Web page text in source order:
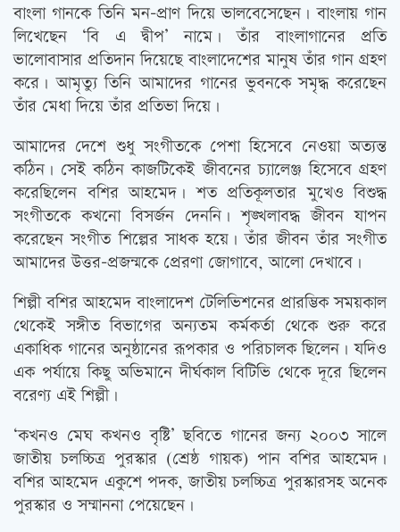
বাংলা গানকে তিনি মন-প্রাণ দিয়ে ভালবেসেছেন। বাংলায় গান
লিখেছেন ‘বি এ দ্বীপ’ নামে। তাঁর বাংলাগানের প্রতি
ভালোবাসার প্রতিদান দিয়েছে বাংলাদেশের মানুষ তাঁর গান গ্রহণ
করে। আমৃত্যু তিনি আমাদের গানের ভুবনকে সমৃদ্ধ করেছেন
তাঁর মেধা দিয়ে তাঁর প্রতিভা দিয়ে।
আমাদের দেশে শুধু সংগীতকে পেশা হিসেবে নেওয়া অত্যন্ত
কঠিন। সেই কঠিন কাজটিকেই জীবনের চ্যালেঞ্জ হিসেবে গ্রহণ
করেছিলেন বশির আহমেদ। শত প্রতিকূলতার মুখেও বিশুদ্ধ
সংগীতকে কখনো বিসর্জন দেননি। শৃঙ্খলাবদ্ধ জীবন যাপন
করেছেন সংগীত শিল্পের সাধক হয়ে। তাঁর জীবন তাঁর সংগীত
আমাদের উত্তর-প্রজন্মকে প্রেরণা জোগাবে, আলো দেখাবে।
শিল্পী বশির আহমেদ বাংলাদেশ টেলিভিশনের প্রারম্ভিক সময়কাল
থেকেই সঙ্গীত বিভাগের অন্যতম কর্মকর্তা থেকে শুরু করে
একাধিক গানের অনুষ্ঠানের রূপকার ও পরিচালক ছিলেন। যদিও
এক পর্যায়ে কিছু অভিমানে দীর্ঘকাল বিটিভি থেকে দূরে ছিলেন
বরেণ্য এই শিল্পী।
‘কখনও মেঘ কখনও বৃষ্টি’ ছবিতে গানের জন্য ২০০৩ সালে
জাতীয় চলচ্চিত্র পুরস্কার (শ্রেষ্ঠ গায়ক) পান বশির আহমেদ।
বশির আহমেদ একুশে পদক, জাতীয় চলচ্চিত্র পুরস্কারসহ অনেক
পুরস্কার ও সম্মাননা পেয়েছেন।